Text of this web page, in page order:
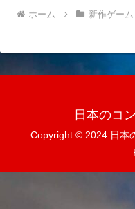
ホーム 新作ゲーム
日本のコ
Copyright © 2024 日本